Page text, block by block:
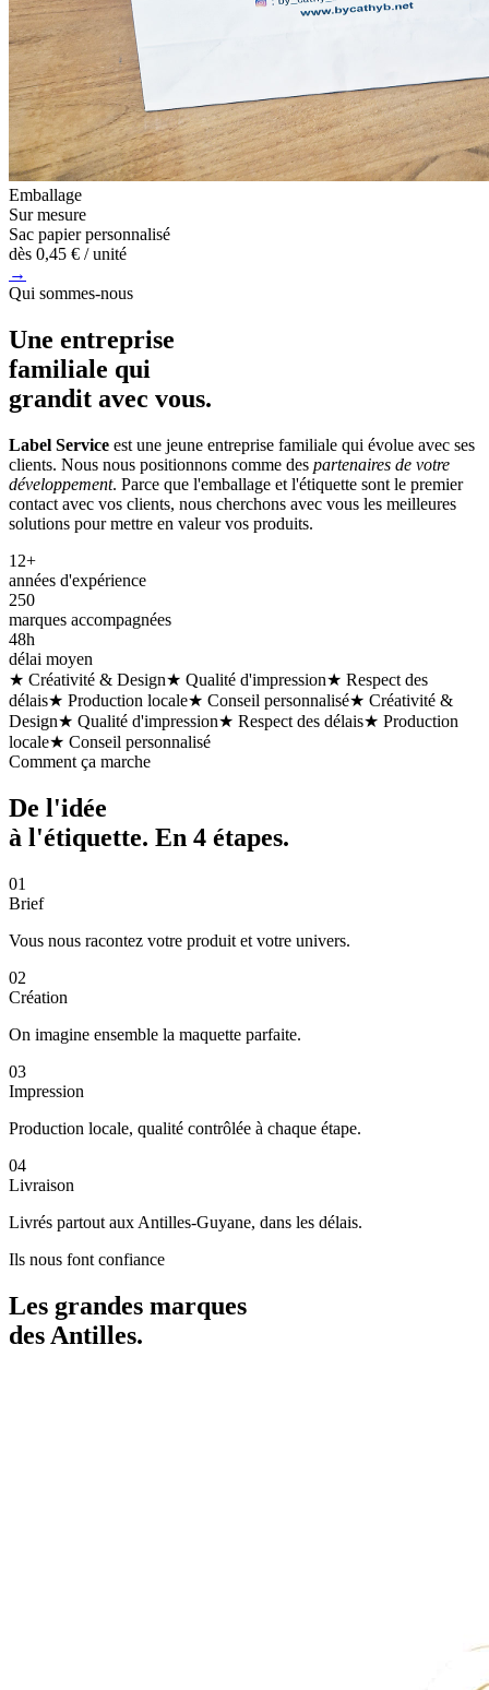
Emballage
Sur mesure
Sac papier personnalisé
dès 0,45 € / unité
→
Qui sommes-nous
Une entreprise
familiale qui
grandit avec vous.
Label Service est une jeune entreprise familiale qui évolue avec ses
clients. Nous nous positionnons comme des partenaires de votre
développement. Parce que l'emballage et l'étiquette sont le premier
contact avec vos clients, nous cherchons avec vous les meilleures
solutions pour mettre en valeur vos produits.
12+
années d'expérience
250
marques accompagnées
48h
délai moyen
★ Créativité & Design★ Qualité d'impression★ Respect des
délais★ Production locale★ Conseil personnalisé★ Créativité &
Design★ Qualité d'impression★ Respect des délais★ Production
locale★ Conseil personnalisé
Comment ça marche
De l'idée
à l'étiquette. En 4 étapes.
01
Brief
Vous nous racontez votre produit et votre univers.
02
Création
On imagine ensemble la maquette parfaite.
03
Impression
Production locale, qualité contrôlée à chaque étape.
04
Livraison
Livrés partout aux Antilles-Guyane, dans les délais.
Ils nous font confiance
Les grandes marques
des Antilles.